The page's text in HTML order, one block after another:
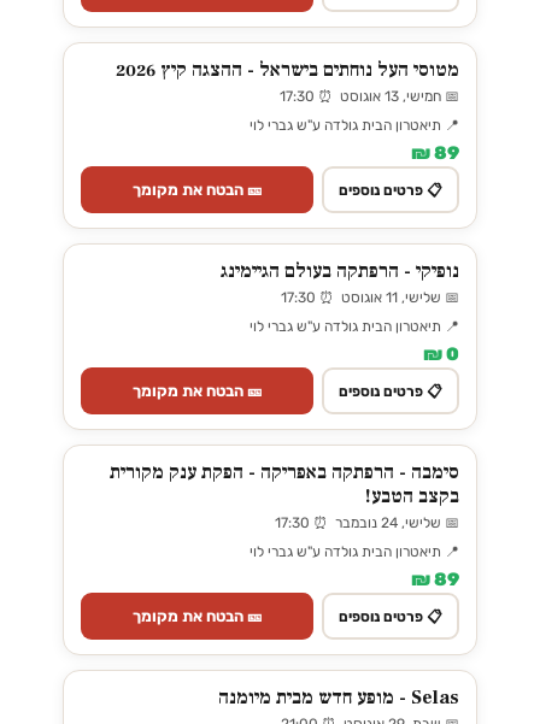
מטוסי העל נוחתים בישראל - ההצגה קיץ 2026
📅 חמישי, 13 אוגוסט ⏰ 17:30
📍 תיאטרון הבית גולדה ע"ש גברי לוי
89 ₪
📋 פרטים נוספים 🎫 הבטח את מקומך
נופיקי - הרפתקה בעולם הגיימינג
📅 שלישי, 11 אוגוסט ⏰ 17:30
📍 תיאטרון הבית גולדה ע"ש גברי לוי
0 ₪
📋 פרטים נוספים 🎫 הבטח את מקומך
סימבה - הרפתקה באפריקה - הפקת ענק מקורית
בקצב הטבע!
📅 שלישי, 24 נובמבר ⏰ 17:30
📍 תיאטרון הבית גולדה ע"ש גברי לוי
89 ₪
📋 פרטים נוספים 🎫 הבטח את מקומך
Selas - מופע חדש מבית מיומנה